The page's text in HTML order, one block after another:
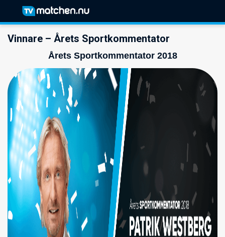
Vinnare – Årets Sportkommentator
Årets Sportkommentator 2018